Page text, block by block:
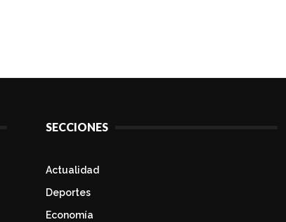
SECCIONES
Actualidad
Deportes
Economía